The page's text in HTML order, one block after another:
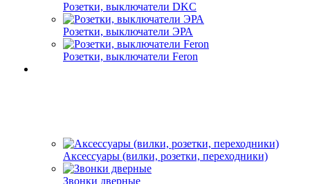
Розетки, выключатели DKC
Розетки, выключатели ЭРА
Розетки, выключатели Feron
Аксессуары (вилки, розетки, переходники)
Звонки дверные